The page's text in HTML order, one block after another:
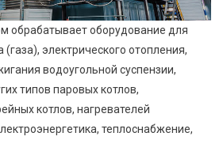
обрабатывает оборудование для
(газа), электрического отопления,
водоугольной суспензии,
типов паровых котлов,
котлов, нагревателей
теплоснабжение,